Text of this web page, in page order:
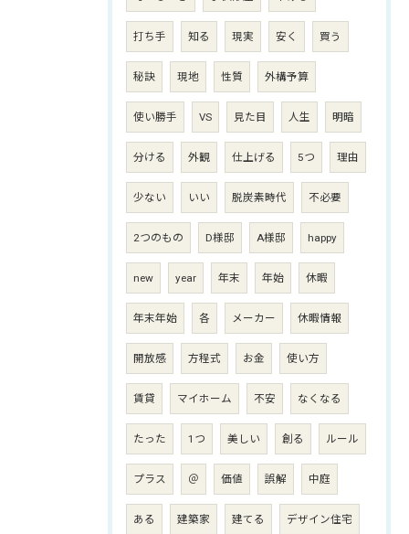
打ち手 知る 現実 安く 買う
秘訣 現地 性質 外構予算
使い勝手 VS 見た目 人生 明暗
分ける 外観 仕上げる 5つ 理由
少ない いい 脱炭素時代 不必要
2つのもの D様邸 A様邸 happy
new year 年末 年始 休暇
年末年始 各 メーカー 休暇情報
開放感 方程式 お金 使い方
賃貸 マイホーム 不安 なくなる
たった 1つ 美しい 創る ルール
プラス ＠ 価値 誤解 中庭
ある 建築家 建てる デザイン住宅